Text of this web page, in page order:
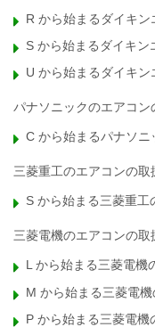
R から始まるダイキン
S から始まるダイキン
U から始まるダイキン
パナソニックのエアコン
C から始まるパナソ
三菱重工のエアコンの取
S から始まる三菱重
三菱電機のエアコンの取
L から始まる三菱電機
M から始まる三菱電
P から始まる三菱電機